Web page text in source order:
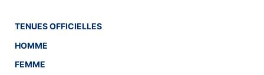
TENUES OFFICIELLES
HOMME
FEMME